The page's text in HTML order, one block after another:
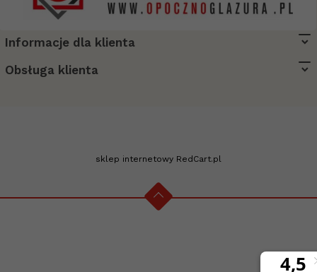
biuro@opocznoglazura.pl
Informacje dla klienta
Obsługa klienta
sklep internetowy RedCart.pl